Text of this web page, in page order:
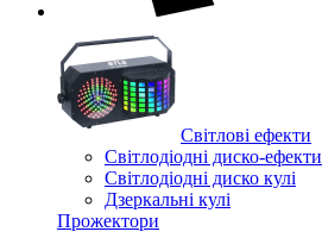
Cвітлові ефекти
Світлодіодні диско-ефекти
Світлодіодні диско кулі
Дзеркальні кулі
Прожектори